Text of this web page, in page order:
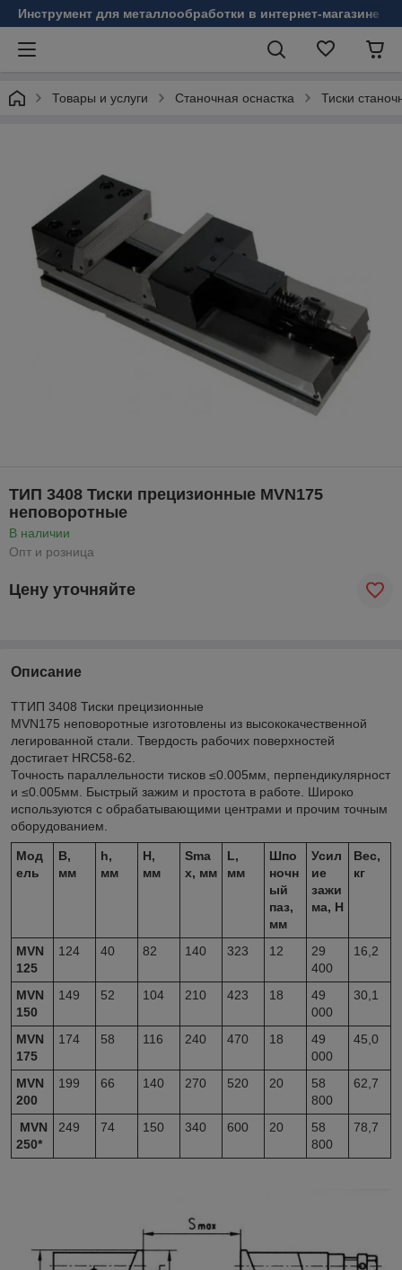
Инструмент для металлообработки в интернет-магазине
Товары и услуги Станочная оснастка Тиски
ТИП 3408 Тиски прецизионные MVN175
неповоротные
В наличии
Опт и розница
Цену уточняйте
Описание
ТТИП 3408 Тиски прецизионные
MVN175 неповоротные изготовлены из высококачественной
легированной стали. Твердость рабочих поверхностей
достигает HRC58-62.
Точность параллельности тисков ≤0.005мм, перпендикулярност
и ≤0.005мм. Быстрый зажим и простота в работе. Широко
используются с обрабатывающими центрами и прочим точным
оборудованием.
Мод
ель
B,
мм
h,
мм
H,
мм
Sma
x, мм
L,
мм
Шпо
ночн
ый
паз,
мм
Усил
ие
зажи
ма, Н
Вес,
кг
MVN
125
124 40 82 140 323 12
29
400
16,2
MVN
150
149 52 104 210 423 18
49
000
30,1
MVN
175
174 58 116 240 470 18
49
000
45,0
MVN
200
199 66 140 270 520 20
58
800
62,7
MVN
250*
249 74 150 340 600 20
58
800
78,7